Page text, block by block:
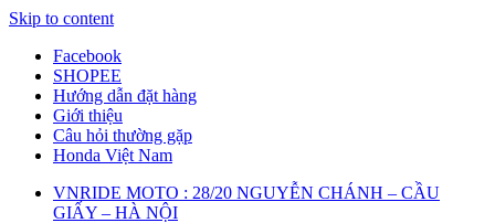
Skip to content
Facebook
SHOPEE
Hướng dẫn đặt hàng
Giới thiệu
Câu hỏi thường gặp
Honda Việt Nam
VNRIDE MOTO : 28/20 NGUYỄN CHÁNH – CẦU
GIẤY – HÀ NỘI